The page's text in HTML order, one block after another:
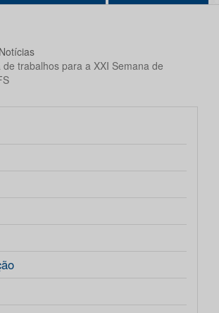
Notícias
de trabalhos para a XXI Semana de